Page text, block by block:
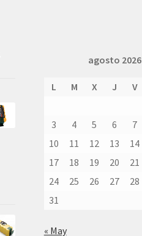
agosto 2026
L M X J V
3
4 5 6 7
10
11 12 13 14
17
18 19 20 21
24
25 26 27 28
31
« May